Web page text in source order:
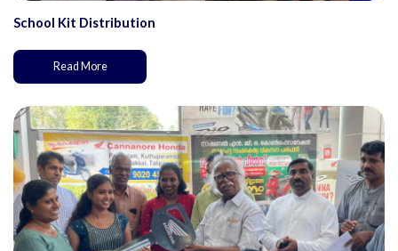
School Kit Distribution
Read More